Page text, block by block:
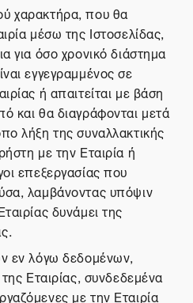
χαρακτήρα, που θα
μέσω της Ιστοσελίδας,
για όσο χρονικό διάστημα
εγγεγραμμένος σε
ή απαιτείται με βάση
και θα διαγράφονται μετά
λήξη της συναλλακτικής
με την Εταιρία ή
επεξεργασίας που
λαμβάνοντας υπόψιν
δυνάμει της
εν λόγω δεδομένων,
Εταιρίας, συνδεδεμένα
με την Εταιρία